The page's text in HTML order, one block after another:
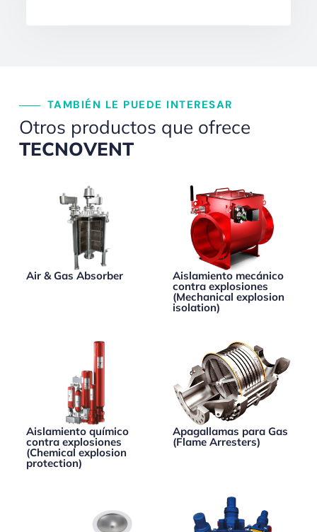
TAMBIÉN LE PUEDE INTERESAR
Otros productos que ofrece
TECNOVENT
Air & Gas Absorber Aislamiento mecánico
contra explosiones
(Mechanical explosion
isolation)
Aislamiento químico
contra explosiones
(Chemical explosion
protection)
Apagallamas para Gas
(Flame Arresters)